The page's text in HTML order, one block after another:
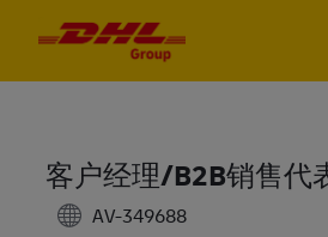
客户经理/B2B销售代
AV-349688